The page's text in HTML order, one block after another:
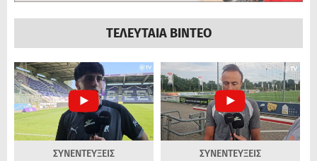
ΤΕΛΕΥΤΑΙΑ ΒΙΝΤΕΟ
ΣΥΝΕΝΤΕΥΞΕΙΣ ΣΥΝΕΝΤΕΥΞΕΙΣ